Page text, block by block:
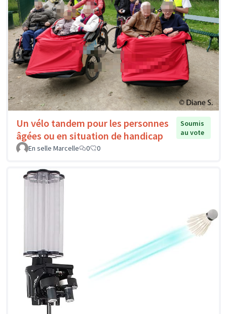
Un vélo tandem pour les personnes
âgées ou en situation de handicap
Soumis
au vote
En selle Marcelle
0 0